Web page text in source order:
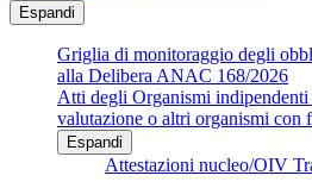
Espandi
Griglia di monitoraggio degli
alla Delibera ANAC 168/2026
Atti degli Organismi
valutazione o altri organismi con
Espandi
Attestazioni nucleo/OIV